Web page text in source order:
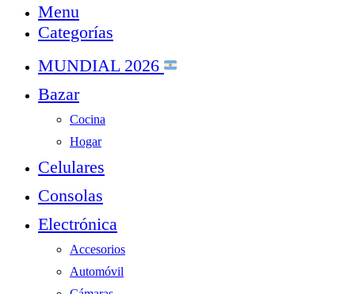
Menu
Categorías
MUNDIAL 2026
Bazar
Cocina
Hogar
Celulares
Consolas
Electrónica
Accesorios
Automóvil